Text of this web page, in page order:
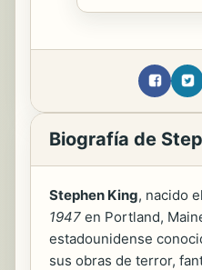
Biografía de
Stephen King, nacido el
1947 en Portland,
estadounidense
sus obras de terror,